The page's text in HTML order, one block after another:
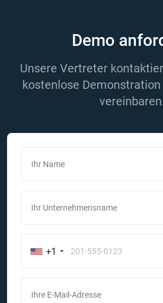
Demo
Unsere Vertreter
kostenlose
Ihr Name
Ihr Unternehmensname
+1
Ihre E-Mail-Adresse